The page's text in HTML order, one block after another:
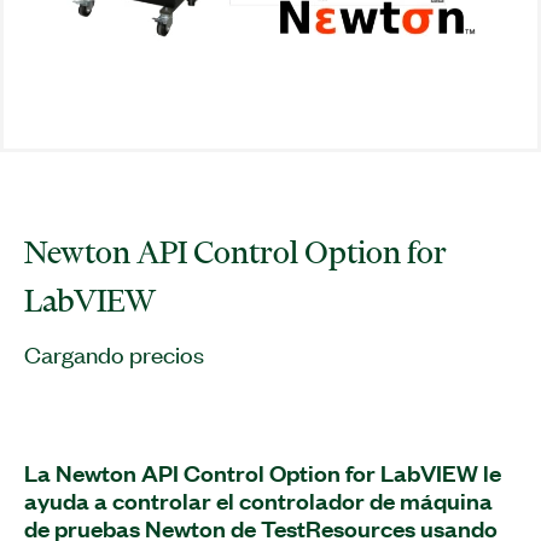
Newton API Control Option for
LabVIEW
Cargando precios
La Newton API Control Option for LabVIEW le
ayuda a controlar el controlador de máquina
de pruebas Newton de TestResources usando